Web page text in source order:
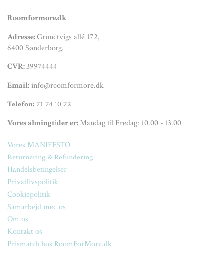
Roomformore.dk
Adresse:Grundtvigs allé 172,
6400 Sønderborg.
CVR:39974444
Email:info@roomformore.dk
Telefon:71 74 10 72
Vores åbningtider er:Mandag til Fredag: 10.00 - 13.00
Vores MANIFESTO
Returnering & Refundering
Handelsbetingelser
Privatlivspolitik
Cookiepolitik
Samarbejd med os
Om os
Kontakt os
Prismatch hos RoomForMore.dk